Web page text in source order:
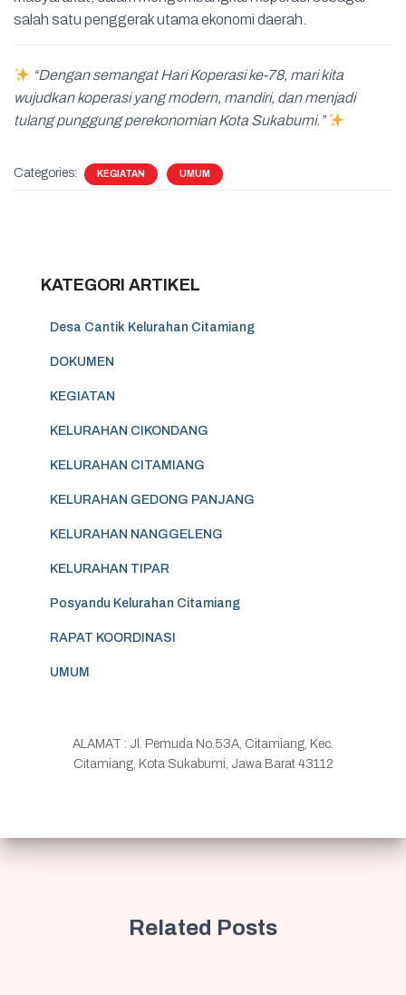
salah satu penggerak utama ekonomi daerah.
“Dengan semangat Hari Koperasi ke-78, mari kita
wujudkan koperasi yang modern, mandiri, dan menjadi
tulang punggung perekonomian Kota Sukabumi.”
Categories: KEGIATAN UMUM
KATEGORI ARTIKEL
Desa Cantik Kelurahan Citamiang
DOKUMEN
KEGIATAN
KELURAHAN CIKONDANG
KELURAHAN CITAMIANG
KELURAHAN GEDONG PANJANG
KELURAHAN NANGGELENG
KELURAHAN TIPAR
Posyandu Kelurahan Citamiang
RAPAT KOORDINASI
UMUM
ALAMAT : Jl. Pemuda No.53A, Citamiang, Kec.
Citamiang, Kota Sukabumi, Jawa Barat 43112
Related Posts